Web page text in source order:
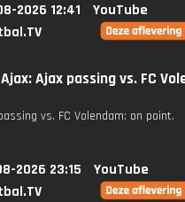
2026 12:41
YouTube
Ajax passing vs. FC
vs. FC Volendam: on point.
2026 23:15
YouTube